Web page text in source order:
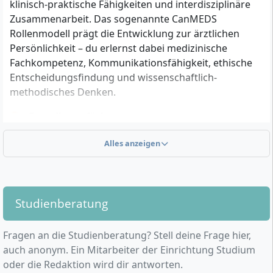
Berufsausbildung, praktische Tätigkeiten oder
soziales Engagement
Optional: Nachweis über bereits absolvierte
Studienabschnitte oder Studienabschlüsse (z. B.
Wechsel aus einem anderen Medizinstudium)
Das Auswahlverfahren besteht aus einem schriftlichen
endgültige Vergabe des Studienplatzes entscheidet
das hochschuleigene Auswahlverfahren.
wird der erfolgreiche Abschluss des ersten,
vorklinischen Abschnitts eines Medizinstudiums
vorausgesetzt.
Wichtige persönliche Voraussetzungen und
klinisch-praktische Fähigkeiten und interdisziplinäre
Zusammenarbeit. Das sogenannte CanMEDS
Rollenmodell prägt die Entwicklung zur ärztlichen
Persönlichkeit – du erlernst dabei medizinische
Fachkompetenz, Kommunikationsfähigkeit, ethische
Entscheidungsfindung und wissenschaftlich-
methodisches Denken.
Anatomie, Physiologie, Biochemie, Histologie,
Natur- und Sozialwissenschaften
Klinische Kompetenzen:
Kommunikation, Notfallmedizin, interdisziplinäre
Versorgung
Forschungs- und Methodenkompetenz:
Grundlagen wissenschaftlichen Arbeitens,
praxisorientierte Forschungsprojekte
Fachübergreifende Schlüsselqualifikationen:
Alles anzeigen
Studienberatung
Fragen an die Studienberatung? Stell deine Frage hier,
auch anonym. Ein Mitarbeiter der Einrichtung Studium
oder die Redaktion wird dir antworten.